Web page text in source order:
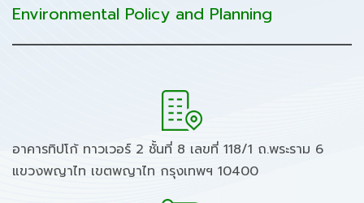
Environmental Policy and Planning
อาคารทิปโก้ ทาวเวอร์ 2 ชั้นที่ 8 เลขที่ 118/1 ถ.พระราม 6
แขวงพญาไท เขตพญาไท กรุงเทพฯ 10400